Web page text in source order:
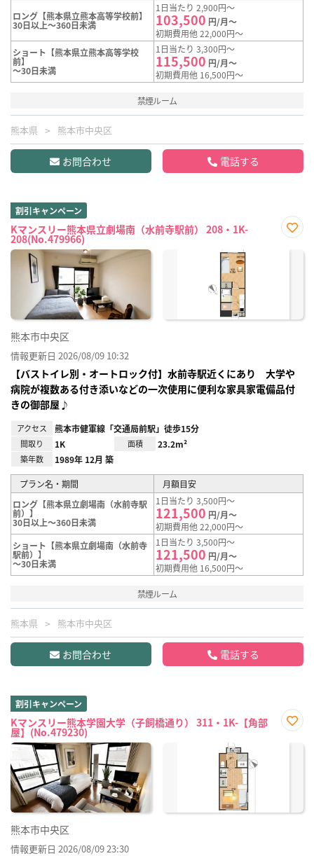
ロング【熊本県立熊本高等学校前】
30日以上～360日未満
1日当たり 2,900円～
103,500 円/月～
初期費用他 22,000円～
ショート【熊本県立熊本高等学校
前】
～30日未満
1日当たり 3,300円～
115,500 円/月～
初期費用他 16,500円～
禁煙ルーム
熊本県 熊本市中央区
お問合わせ 電話する
割引キャンペーン
Kマンスリー熊本県立劇場南（水前寺駅前） 208・1K-
208(No.479966)
に入
熊本市中央区
情報更新日 2026/08/09 10:32
【バストイレ別・オートロック付】水前寺駅近くにあり 大学や
病院が複数ある付き添いなどの一次使用に便利な家具家電備品付
きの御部屋♪
アクセス 熊本市健軍線「交通局前駅」徒歩15分
間取り 1K 面積 23.2m²
築年数 1989年 12月 築
プラン名・期間
月額目安
ロング【熊本県立劇場南（水前寺駅
前）】
30日以上～360日未満
1日当たり 3,500円～
121,500 円/月～
初期費用他 22,000円～
ショート【熊本県立劇場南（水前寺
駅前）】
～30日未満
1日当たり 3,500円～
121,500 円/月～
初期費用他 16,500円～
禁煙ルーム
熊本県 熊本市中央区
お問合わせ 電話する
割引キャンペーン
Kマンスリー熊本学園大学（子飼橋通り） 311・1K-【角部
屋】(No.479230)
に入
熊本市中央区
情報更新日 2026/08/09 23:30